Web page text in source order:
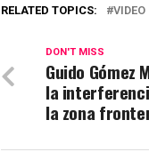
RELATED TOPICS: VIDEO
DON'T MISS
Guido Gómez
la
la zona